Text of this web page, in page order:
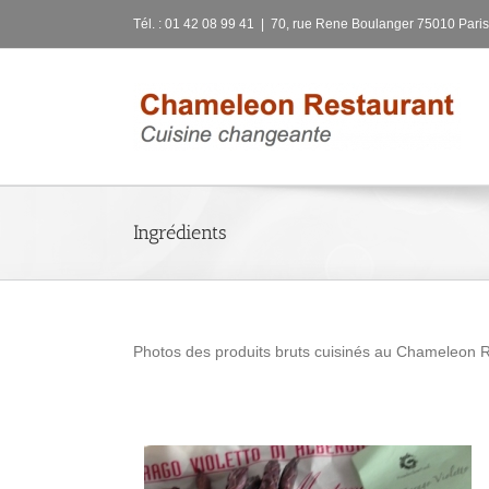
Tél. : 01 42 08 99 41 70, rue Rene Boulanger 75010 Paris
Ingrédients
Photos des produits bruts cuisinés au Chameleon